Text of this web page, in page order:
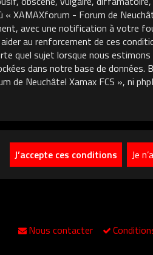
XAMAXforum - Forum de
avec une notification à votre
au renforcement de ces
quel sujet lorsque nous
dans notre base de
de Neuchâtel Xamax FCS », ni
Nous contacter